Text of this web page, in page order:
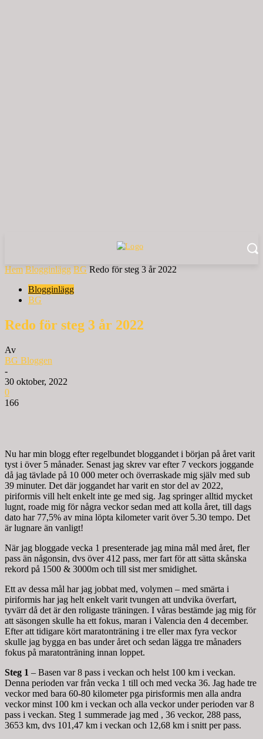
Hem Blogginlägg BG Redo för steg 3 år 2022
Blogginlägg
BG
Redo för steg 3 år 2022
Av
BG Bloggen
-
30 oktober, 2022
0
166
Nu har min blogg efter regelbundet bloggandet i början på året varit
tyst i över 5 månader. Senast jag skrev var efter 7 veckors joggande
då jag tävlade på 10 000 meter och överraskade mig själv med sub
39 minuter. Det där joggandet har varit en stor del av 2022,
piriformis vill helt enkelt inte ge med sig. Jag springer alltid mycket
lugnt, roade mig för några veckor sedan med att kolla året, till dags
dato har 77,5% av mina löpta kilometer varit över 5.30 tempo. Det
är lugnare än vanligt!
När jag bloggade vecka 1 presenterade jag mina mål med året, fler
pass än någonsin, dvs över 412 pass, mer fart för att sätta skånska
rekord på 1500 & 3000m och till sist mer smidighet.
Ett av dessa mål har jag jobbat med, volymen – med smärta i
piriformis har jag helt enkelt varit tvungen att undvika överfart,
tyvärr då det är den roligaste träningen. I våras bestämde jag mig för
att säsongen skulle ha ett fokus, maran i Valencia den 4 december.
Efter att tidigare kört maratonträning i tre eller max fyra veckor
skulle jag bygga en bas under året och sedan lägga tre månaders
fokus på maratonträning innan loppet.
Steg 1 – Basen var 8 pass i veckan och helst 100 km i veckan.
Denna perioden var från vecka 1 till och med vecka 36. Jag hade tre
veckor med bara 60-80 kilometer pga pirisformis men alla andra
veckor minst 100 km i veckan och alla veckor under perioden var 8
pass i veckan. Steg 1 summerade jag med , 36 veckor, 288 pass,
3653 km, dvs 101,47 km i veckan och 12,68 km i snitt per pass.